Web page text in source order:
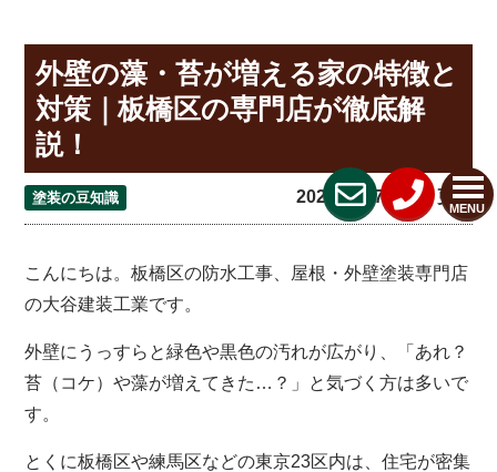
MENU
外壁の藻・苔が増える家の特徴と
対策｜板橋区の専門店が徹底解
説！
塗装の豆知識 2025.11.27 (Thu) 更新
こんにちは。板橋区の防水工事、屋根・外壁塗装専門店
の大谷建装工業です。
外壁にうっすらと緑色や黒色の汚れが広がり、「あれ？
苔（コケ）や藻が増えてきた…？」と気づく方は多いで
す。
とくに板橋区や練馬区などの東京23区内は、住宅が密集